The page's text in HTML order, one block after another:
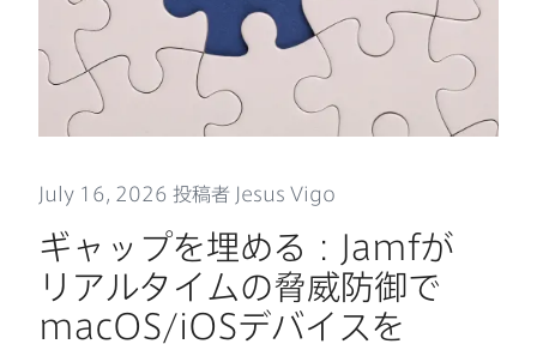
July 16 2026 投稿者 Jesus Vigo
ギャップを​埋める​： Jamfが​
リアルタイムの​脅威防御で
macOS/iOSデバイスを​